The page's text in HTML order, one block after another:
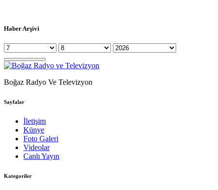
Haber Arşivi
Boğaz Radyo Ve Televizyon
Sayfalar
İletişim
Künye
Foto Galeri
Videolar
Canlı Yayın
Kategoriler